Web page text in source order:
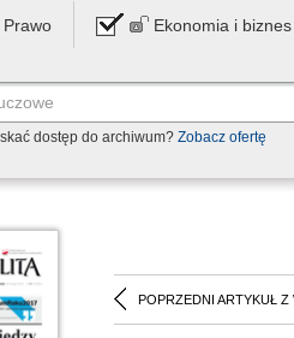
Prawo Ekonomia i biznes
dostęp do archiwum? Zobacz ofertę
POPRZEDNI ARTYKUŁ Z